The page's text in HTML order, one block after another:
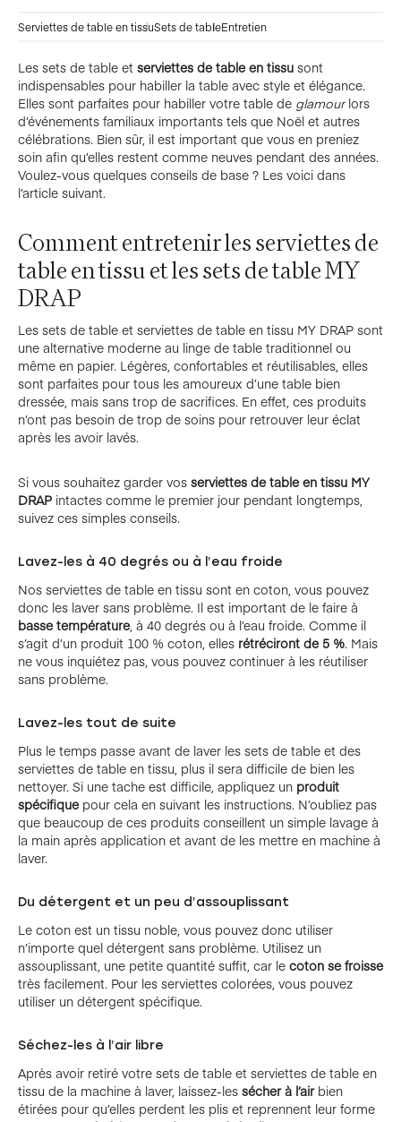
Serviettes de table en tissuSets de tableEntretien
Les sets de table et serviettes de table en tissu sont
indispensables pour habiller la table avec style et élégance.
Elles sont parfaites pour habiller votre table de glamourlors
d’événements familiaux importants tels que Noël et autres
célébrations. Bien sûr, il est important que vous en preniez
soin afin qu’elles restent comme neuves pendant des années.
Voulez-vous quelques conseils de base ? Les voici dans
l’article suivant.
Comment entretenir les serviettes de
table en tissu et les sets de table MY
DRAP
Les sets de table et serviettes de table en tissu MY DRAP sont
une alternative moderne au linge de table traditionnel ou
même en papier. Légères, confortables et réutilisables, elles
sont parfaites pour tous les amoureux d’une table bien
dressée, mais sans trop de sacrifices. En effet, ces produits
n’ont pas besoin de trop de soins pour retrouver leur éclat
après les avoir lavés.
Si vous souhaitez garder vos serviettes de table en tissu MY
DRAP intactes comme le premier jour pendant longtemps,
suivez ces simples conseils.
Lavez-les à 40 degrés ou à l’eau froide
Nos serviettes de table en tissu sont en coton, vous pouvez
donc les laver sans problème. Il est important de le faire à
basse température, à 40 degrés ou à l’eau froide. Comme il
s’agit d’un produit 100 % coton, elles rétréciront de 5 %. Mais
ne vous inquiétez pas, vous pouvez continuer à les réutiliser
sans problème.
Lavez-les tout de suite
Plus le temps passe avant de laver les sets de table et des
serviettes de table en tissu, plus il sera difficile de bien les
nettoyer. Si une tache est difficile, appliquez un produit
spécifiquepour cela en suivant les instructions. N’oubliez pas
que beaucoup de ces produits conseillent un simple lavage à
la main après application et avant de les mettre en machine à
laver.
Du détergent et un peu d’assouplissant
Le coton est un tissu noble, vous pouvez donc utiliser
n’importe quel détergent sans problème. Utilisez un
assouplissant, une petite quantité suffit, car le coton se froisse
très facilement. Pour les serviettes colorées, vous pouvez
utiliser un détergent spécifique.
Séchez-les à l’air libre
Après avoir retiré votre sets de table et serviettes de table en
tissu de la machine à laver, laissez-les sécher à l’airbien
étirées pour qu’elles perdent les plis et reprennent leur forme